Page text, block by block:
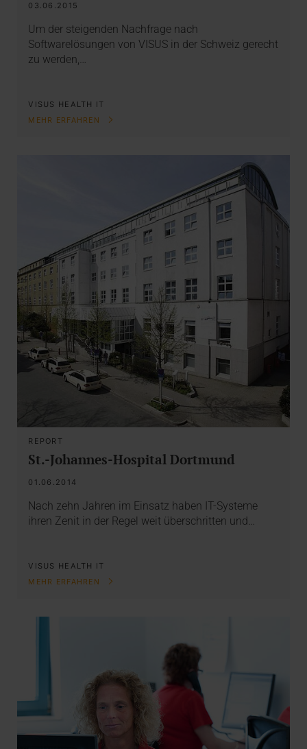
03.06.2015
Um der steigenden Nachfrage nach
Softwarelösungen von VISUS in der Schweiz gerecht
zu werden,…
VISUS HEALTH IT
MEHR ERFAHREN
REPORT
St.-Johannes-Hospital Dortmund
01.06.2014
Nach zehn Jahren im Einsatz haben IT-Systeme
ihren Zenit in der Regel weit überschritten und…
VISUS HEALTH IT
MEHR ERFAHREN